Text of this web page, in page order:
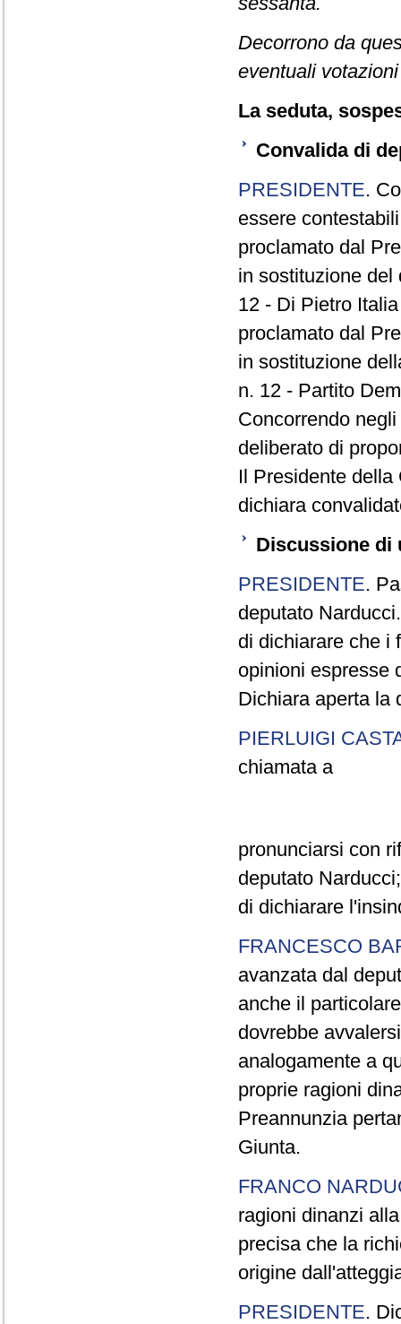
Decorrono da
eventuali
La seduta,
Convalida di
PRESIDENTE.
essere
proclamato dal
in sostituzione del
12 - Di Pietro
proclamato dal
in sostituzione
n. 12 - Partito
Concorrendo
deliberato di
Il Presidente
dichiara
Discussione di
PRESIDENTE.
deputato
di dichiarare che i
opinioni espresse
Dichiara aperta la
PIERLUIGI
chiamata a
pronunciarsi con
deputato
di dichiarare
FRANCESCO
avanzata dal
anche il
dovrebbe
analogamente a
proprie ragioni
Preannunzia
Giunta.
FRANCO
ragioni dinanzi
precisa che la
origine
PRESIDENTE.